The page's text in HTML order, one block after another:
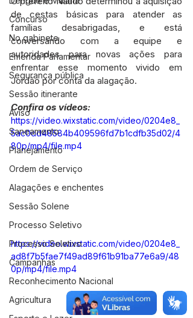
Concurso
No gabinete
Emenda Parlamentar
Segurança pública
Sessão itinerante
Aviso
Saneamento
Planejamento
Ordem de Serviço
Alagações e enchentes
Sessão Solene
Processo Seletivo
Processo Seletivo
Campanhas
Reconhecimento Nacional
Agricultura
de cestas básicas para atender as
famílias desabrigadas, e está
conversando com a equipe e
autoridades para novas ações para
enfrentar esse momento vivido em
Jordão por conta da alagação.
Confira os vídeos:
https://video.wixstatic.com/video/0204e8_
5ac0dd48584b409596fd7b1cdfb35d02/4
80p/mp4/file.mp4
https://video.wixstatic.com/video/0204e8_
ad8f7b5fae7f49ad89f61b91ba77e6a9/48
0p/mp4/file.mp4